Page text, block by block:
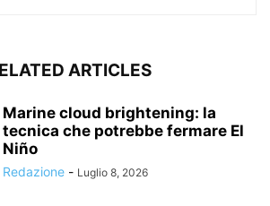
ARTICLES
Marine cloud brightening: la
tecnica che potrebbe fermare El
Niño
Redazione - Luglio 8, 2026